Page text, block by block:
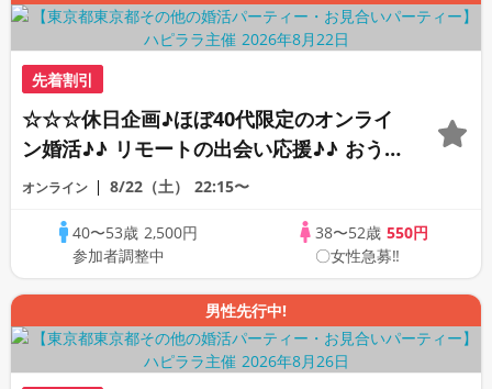
先着割引
☆☆☆休日企画♪ほぼ40代限定のオンライ
ン婚活♪♪ リモートの出会い応援♪♪ おう
ちで乾杯しませんか♪♪ ☆全国の方が対象
PARTY!!
オンライン 8/22（土） 22:15〜
40〜53歳 2,500円
参加者調整中
38〜52歳 550円
〇女性急募‼
男性先行中!